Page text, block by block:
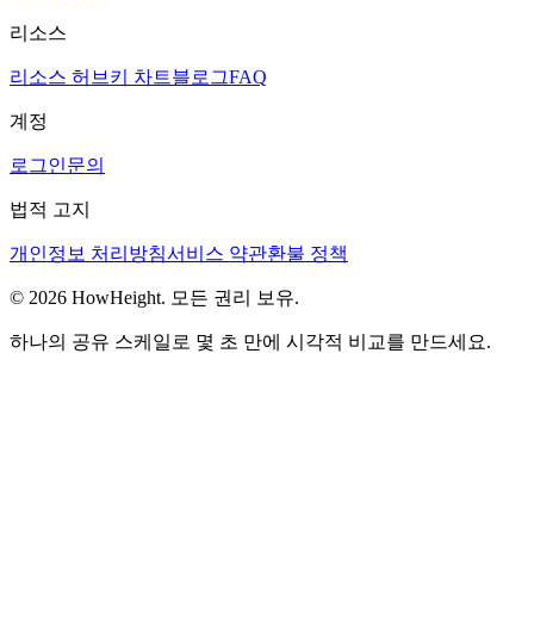
리소스
리소스 허브 키 차트블로그FAQ
계정
로그인문의
법적 고지
개인정보 처리방침서비스 약관환불 정책
© 2026 HowHeight. 모든 권리 보유.
하나의 공유 스케일로 몇 초 만에 시각적 비교를 만드세요.